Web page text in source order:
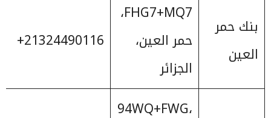
بنك حمر
العين
FHG7+MQ7،
حمر العين،
الجزائر
‎+21324490116
94WQ+FWG،